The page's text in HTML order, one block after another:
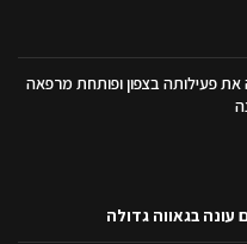
פעילותה בצפון ופותחת מרפאה
בגאווה גדולה